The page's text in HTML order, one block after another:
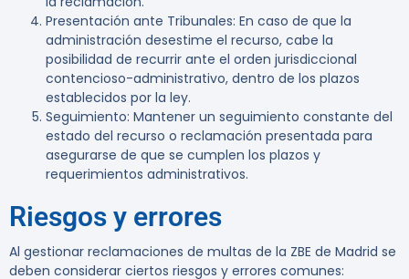
Presentación ante Tribunales: En caso de que la
administración desestime el recurso, cabe la
posibilidad de recurrir ante el orden jurisdiccional
contencioso-administrativo, dentro de los plazos
establecidos por la ley.
Seguimiento: Mantener un seguimiento constante del
estado del recurso o reclamación presentada para
asegurarse de que se cumplen los plazos y
requerimientos administrativos.
Riesgos y errores
Al gestionar reclamaciones de multas de la ZBE de Madrid se
deben considerar ciertos riesgos y errores comunes: